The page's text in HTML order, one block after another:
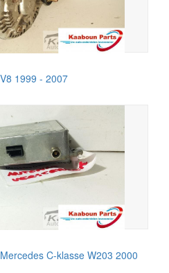
1999 - 2007
C-klasse W203 2000